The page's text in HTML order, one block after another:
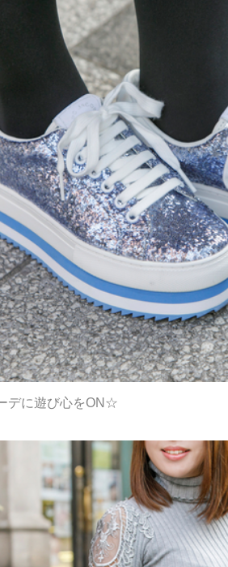
デに遊び心をON☆